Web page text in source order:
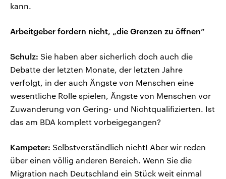
kann.
Arbeitgeber fordern nicht, „die Grenzen zu öffnen“
Schulz: Sie haben aber sicherlich doch auch die
Debatte der letzten Monate, der letzten Jahre
verfolgt, in der auch Ängste von Menschen eine
wesentliche Rolle spielen, Ängste von Menschen vor
Zuwanderung von Gering- und Nichtqualifizierten. Ist
das am BDA komplett vorbeigegangen?
Kampeter: Selbstverständlich nicht! Aber wir reden
über einen völlig anderen Bereich. Wenn Sie die
Migration nach Deutschland ein Stück weit einmal